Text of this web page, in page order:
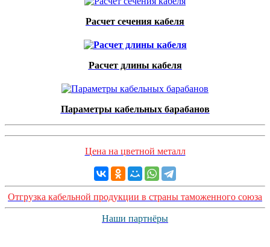
Расчет сечения кабеля
Расчет длины кабеля
Параметры кабельных барабанов
Цена на цветной металл
Отгрузка кабельной продукции в страны таможенного союза
Наши партнёры